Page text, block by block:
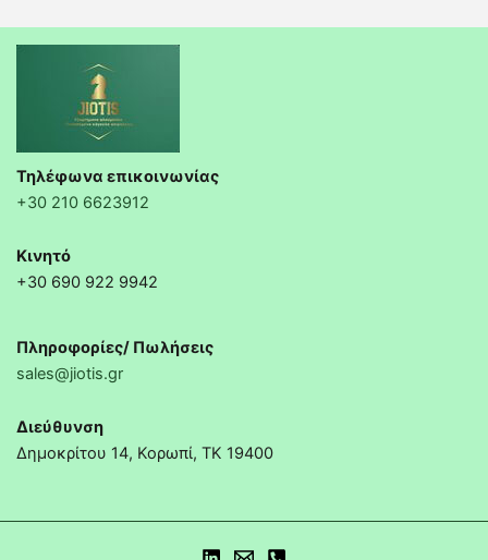
Τηλέφωνα επικοινωνίας
+30 210 6623912
Κινητό
+30 690 922 9942
Πληροφορίες/ Πωλήσεις
sales@jiotis.gr
Διεύθυνση
Δημοκρίτου 14, Κορωπί, ΤΚ 19400